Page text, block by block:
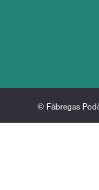
© Fàbregas